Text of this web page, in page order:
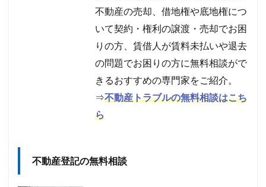
不動産の売却、借地権や底地権につ
いて契約・権利の譲渡・売却でお困
りの方、賃借人が賃料未払いや退去
の問題でお困りの方に無料相談がで
きるおすすめの専門家をご紹介。
⇒不動産トラブルの無料相談はこち
ら
不動産登記の無料相談